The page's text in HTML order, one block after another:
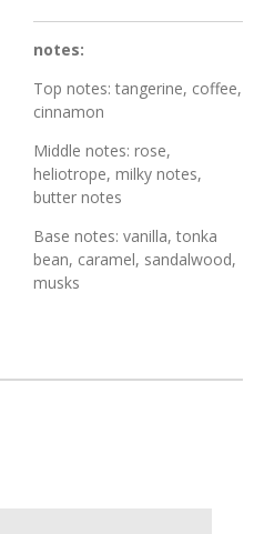
notes:
Top notes: tangerine, coffee,
cinnamon
Middle notes: rose,
heliotrope, milky notes,
butter notes
Base notes: vanilla, tonka
bean, caramel, sandalwood,
musks